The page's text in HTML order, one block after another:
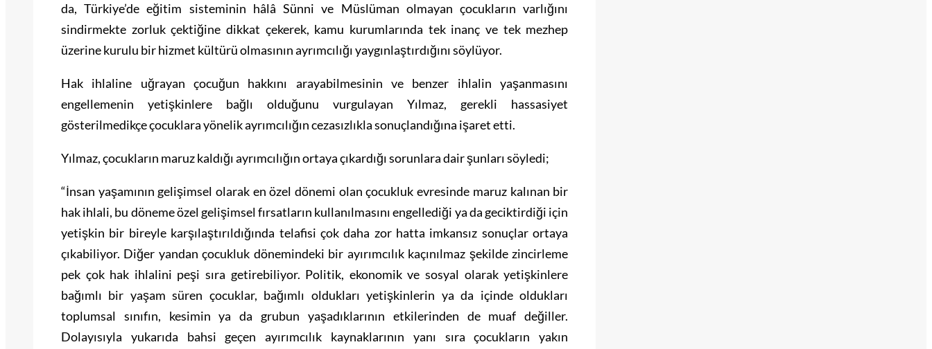
da, Türkiye’de eğitim sisteminin hâlâ Sünni ve Müslüman olmayan çocukların varlığını
sindirmekte zorluk çektiğine dikkat çekerek, kamu kurumlarında tek inanç ve tek mezhep
üzerine kurulu bir hizmet kültürü olmasının ayrımcılığı yaygınlaştırdığını söylüyor.
Hak ihlaline uğrayan çocuğun hakkını arayabilmesinin ve benzer ihlalin yaşanmasını
engellemenin yetişkinlere bağlı olduğunu vurgulayan Yılmaz, gerekli hassasiyet
gösterilmedikçe çocuklara yönelik ayrımcılığın cezasızlıkla sonuçlandığına işaret etti.
Yılmaz, çocukların maruz kaldığı ayrımcılığın ortaya çıkardığı sorunlara dair şunları söyledi;
“İnsan yaşamının gelişimsel olarak en özel dönemi olan çocukluk evresinde maruz kalınan bir
hak ihlali, bu döneme özel gelişimsel fırsatların kullanılmasını engellediği ya da geciktirdiği için
yetişkin bir bireyle karşılaştırıldığında telafisi çok daha zor hatta imkansız sonuçlar ortaya
çıkabiliyor. Diğer yandan çocukluk dönemindeki bir ayırımcılık kaçınılmaz şekilde zincirleme
pek çok hak ihlalini peşi sıra getirebiliyor. Politik, ekonomik ve sosyal olarak yetişkinlere
bağımlı bir yaşam süren çocuklar, bağımlı oldukları yetişkinlerin ya da içinde oldukları
toplumsal sınıfın, kesimin ya da grubun yaşadıklarının etkilerinden de muaf değiller.
Dolayısıyla yukarıda bahsi geçen ayırımcılık kaynaklarının yanı sıra çocukların yakın